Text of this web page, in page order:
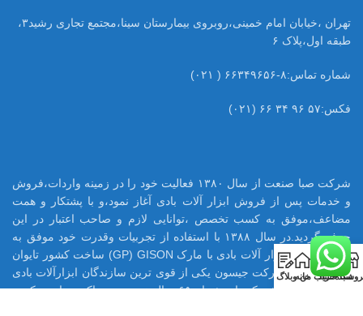
تهران ،خیابان امام خمینی،روبروی بیمارستان سینا،مجتمع تجاری رشید۳،
طبقه اول،پلاک ۶
شماره تماس:۸-۶۶۳۴۹۶۵۶ ( ۰۲۱)
فکس:۵۷ ۹۶ ۳۴ ۶۶ (۰۲۱)
شرکت صبا صنعت از سال ۱۳۸۰ فعالیت خود را در زمینه واردات،فروش
و خدمات پس از فروش ابزار آلات بادی آغاز نمود،و با پشتکار و همت
مضاعف،موفق به کسب تخصص ،توانایی لازم و صاحب اعتبار در این
حرفه گردید.در سال ۱۳۸۸ با استفاده از تجربیات وقدرت خود موفق به
اخذ نمایندگی ابزار آلات بادی با مارک GP) GISON) ساخت کشور تایوان
در ایران شود.شرکت جیسون یکی از قوی ترین سازندگان ابزارآلات بادی
در تایوان می باشد که با بیش از ۶۵ سال تجربه ،هم اکنون تامین کننده
سبد خرید
حساب من
خانهوبلاگ